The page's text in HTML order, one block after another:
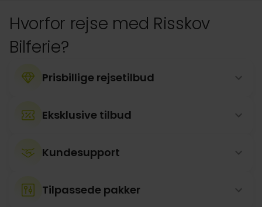
Hvorfor rejse med Risskov
Bilferie?
Prisbillige rejsetilbud
Eksklusive tilbud
Kundesupport
Tilpassede pakker